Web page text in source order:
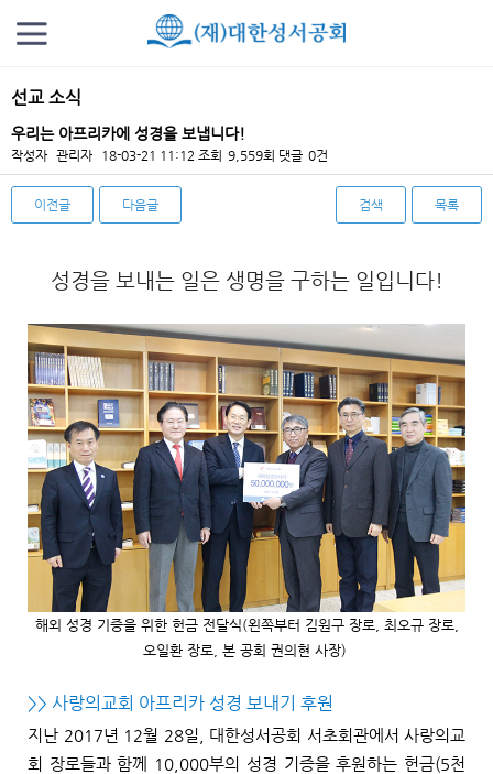
선교 소식
우리는 아프리카에 성경을 보냅니다!
작성자 관리자 18-03-21 11:12 조회 9,559회 댓글 0건
이전글 다음글 검색 목록
성경을 보내는 일은 생명을 구하는 일입니다!
해외 성경 기증을 위한 헌금 전달식(왼쪽부터 김원구 장로, 최오규 장로,
오일환 장로, 본 공회 권의현 사장)
>> 사랑의교회 아프리카 성경 보내기 후원
지난 2017년 12월 28일, 대한성서공회 서초회관에서 사랑의교
회 장로들과 함께 10,000부의 성경 기증을 후원하는 헌금(5천